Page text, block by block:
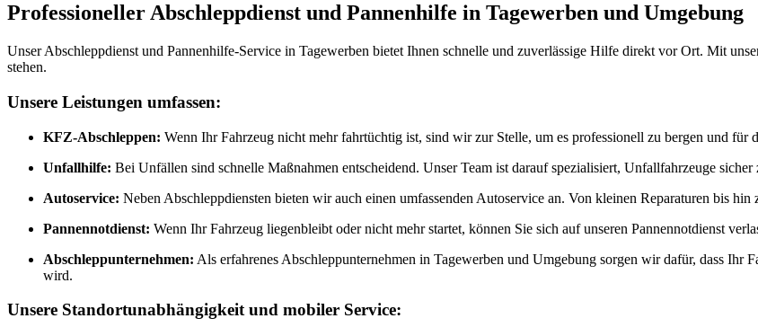
Professioneller Abschleppdienst und Pannenhilfe in Tagewerben und Umgebung
Unser Abschleppdienst und Pannenhilfe-Service in Tagewerben bietet Ihnen schnelle und zuverlässige Hilfe direkt vor Ort. Mit
stehen.
Unsere Leistungen umfassen:
KFZ-Abschleppen: Wenn Ihr Fahrzeug nicht mehr fahrtüchtig ist, sind wir zur Stelle, um es professionell zu bergen und für
Unfallhilfe: Bei Unfällen sind schnelle Maßnahmen entscheidend. Unser Team ist darauf spezialisiert, Unfallfahrzeuge
Autoservice: Neben Abschleppdiensten bieten wir auch einen umfassenden Autoservice an. Von kleinen Reparaturen bis
Pannennotdienst: Wenn Ihr Fahrzeug liegenbleibt oder nicht mehr startet, können Sie sich auf unseren Pannennotdienst
Abschleppunternehmen: Als erfahrenes Abschleppunternehmen in Tagewerben und Umgebung sorgen wir dafür, dass Ihr
wird.
Unsere Standortunabhängigkeit und mobiler Service: